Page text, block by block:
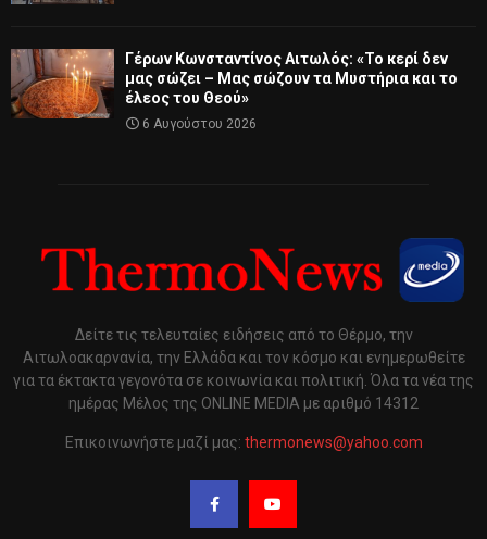
Γέρων Κωνσταντίνος Αιτωλός: «Το κερί δεν
μας σώζει – Μας σώζουν τα Μυστήρια και το
έλεος του Θεού»
6 Αυγούστου 2026
Δείτε τις τελευταίες ειδήσεις από το Θέρμο, την
Αιτωλοακαρνανία, την Ελλάδα και τον κόσμο και ενημερωθείτε
για τα έκτακτα γεγονότα σε κοινωνία και πολιτική. Όλα τα νέα της
ημέρας Μέλος της ONLINE MEDIA με αριθμό 14312
Επικοινωνήστε μαζί μας: thermonews@yahoo.com